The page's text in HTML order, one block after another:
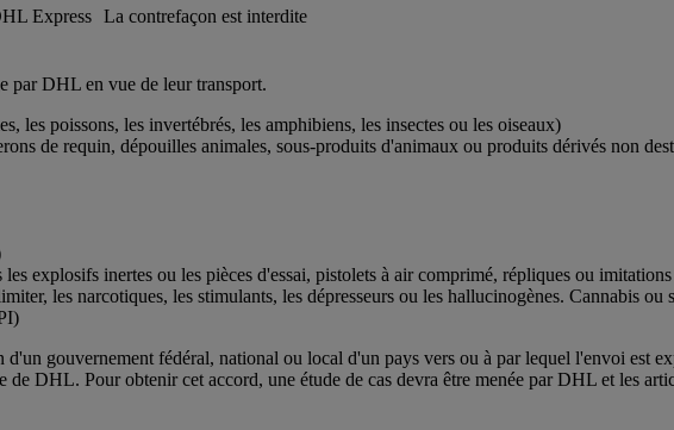
Express La contrefaçon est interdite
par DHL en vue de leur transport.
les poissons, les invertébrés, les amphibiens, les insectes ou les oiseaux)
de requin, dépouilles animales, sous-produits d'animaux ou produits dérivés non
explosifs inertes ou les pièces d'essai, pistolets à air comprimé, répliques ou
les narcotiques, les stimulants, les dépresseurs ou les hallucinogènes. Cannabis ou
gouvernement fédéral, national ou local d'un pays vers ou à par lequel l'envoi est
DHL. Pour obtenir cet accord, une étude de cas devra être menée par DHL et les